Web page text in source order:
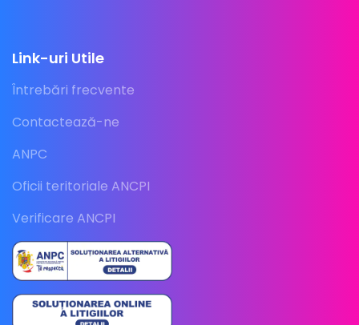
Link-uri Utile
Întrebări frecvente
Contactează-ne
ANPC
Oficii teritoriale ANCPI
Verificare ANCPI